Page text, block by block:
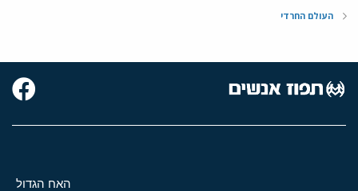
העולם החרדי
האח הגדול